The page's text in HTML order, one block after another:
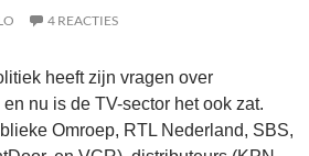
4 REACTIES
heeft zijn vragen over
nu is de TV-sector het ook zat.
Omroep, RTL Nederland, SBS,